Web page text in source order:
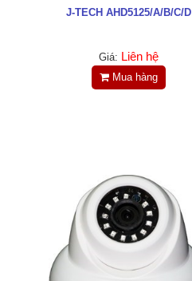
J-TECH AHD5125/A/B/C/D
Giá: Liên hệ
Mua hàng